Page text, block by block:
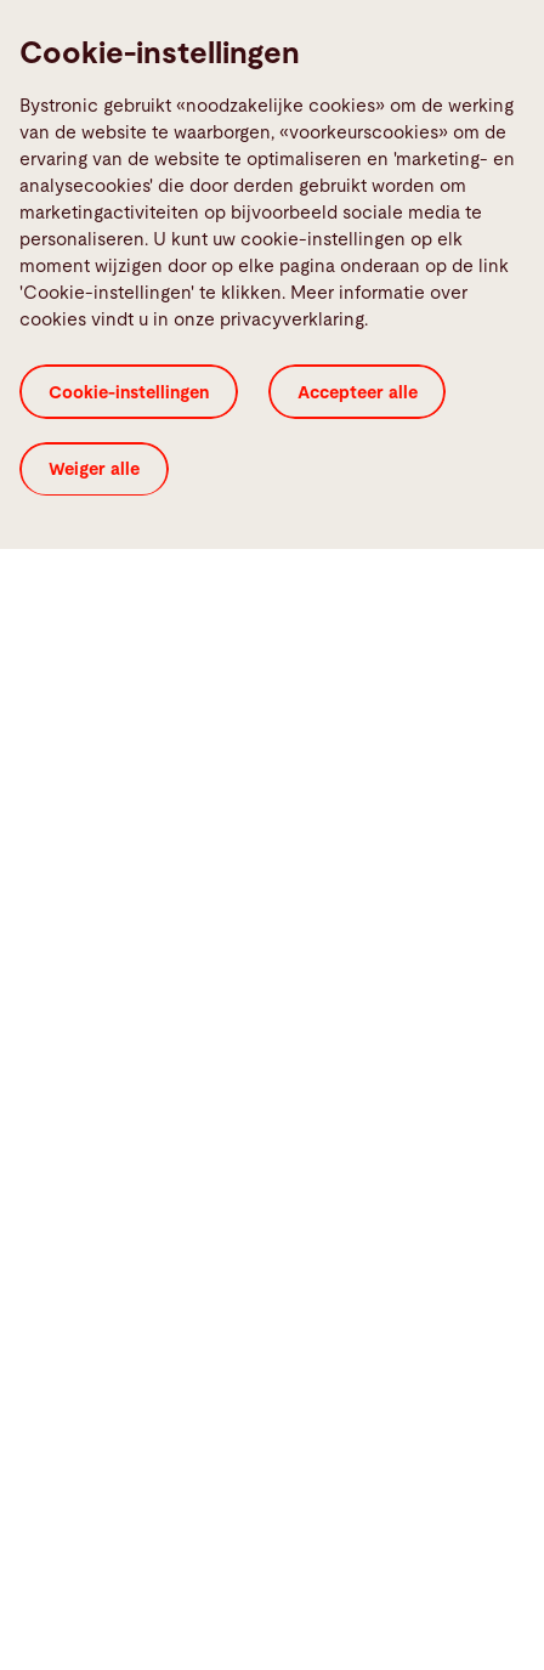
optimalisatie
Neem contact met ons op
Succesverhaal van onze klant
Haslach Group
"Twee nieuwe cellen met lasersnijmachines werden
Cookie-instellingen
Bystronic gebruikt «noodzakelijke cookies» om de werking
van de website te waarborgen, «voorkeurscookies» om de
ervaring van de website te optimaliseren en 'marketing- en
analysecookies' die door derden gebruikt worden om
marketingactiviteiten op bijvoorbeeld sociale media te
personaliseren. U kunt uw cookie-instellingen op elk
moment wijzigen door op elke pagina onderaan op de link
'Cookie-instellingen' te klikken. Meer informatie over
cookies vindt u in onze privacyverklaring.
Cookie-instellingen Accepteer alle
Weiger alle